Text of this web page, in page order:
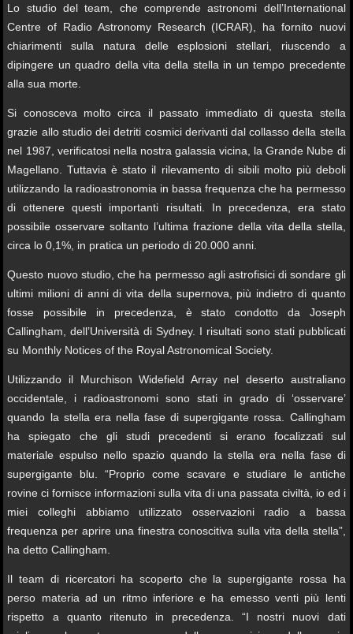
Lo studio del team, che comprende astronomi dell’International
Centre of Radio Astronomy Research (ICRAR), ha fornito nuovi
chiarimenti sulla natura delle esplosioni stellari, riuscendo a
dipingere un quadro della vita della stella in un tempo precedente
alla sua morte.
Si conosceva molto circa il passato immediato di questa stella
grazie allo studio dei detriti cosmici derivanti dal collasso della stella
nel 1987, verificatosi nella nostra galassia vicina, la Grande Nube di
Magellano. Tuttavia è stato il rilevamento di sibili molto più deboli
utilizzando la radioastronomia in bassa frequenza che ha permesso
di ottenere questi importanti risultati. In precedenza, era stato
possibile osservare soltanto l’ultima frazione della vita della stella,
circa lo 0,1%, in pratica un periodo di 20.000 anni.
Questo nuovo studio, che ha permesso agli astrofisici di sondare gli
ultimi milioni di anni di vita della supernova, più indietro di quanto
fosse possibile in precedenza, è stato condotto da Joseph
Callingham, dell’Università di Sydney. I risultati sono stati pubblicati
su Monthly Notices of the Royal Astronomical Society.
Utilizzando il Murchison Widefield Array nel deserto australiano
occidentale, i radioastronomi sono stati in grado di ‘osservare’
quando la stella era nella fase di supergigante rossa. Callingham
ha spiegato che gli studi precedenti si erano focalizzati sul
materiale espulso nello spazio quando la stella era nella fase di
supergigante blu. “Proprio come scavare e studiare le antiche
rovine ci fornisce informazioni sulla vita di una passata civiltà, io ed i
miei colleghi abbiamo utilizzato osservazioni radio a bassa
frequenza per aprire una finestra conoscitiva sulla vita della stella”,
ha detto Callingham.
Il team di ricercatori ha scoperto che la supergigante rossa ha
perso materia ad un ritmo inferiore e ha emesso venti più lenti
rispetto a quanto ritenuto in precedenza. “I nostri nuovi dati